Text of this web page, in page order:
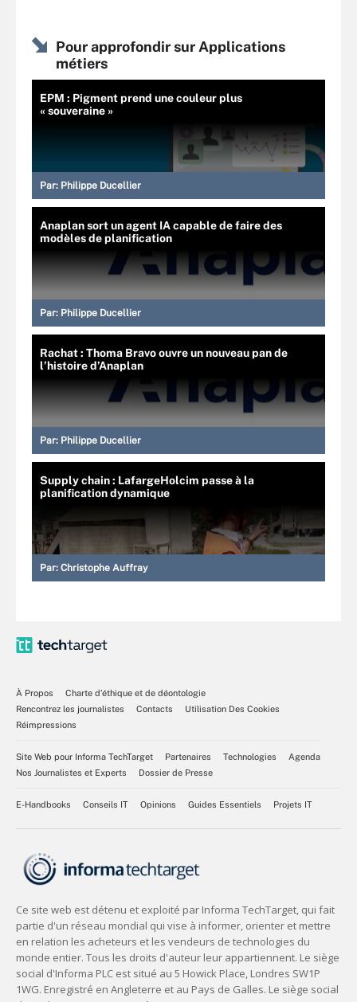
Pour approfondir sur Applications
métiers
EPM : Pigment prend une couleur plus
« souveraine »
Par: Philippe Ducellier
Anaplan sort un agent IA capable de faire des
modèles de planification
Par: Philippe Ducellier
Rachat : Thoma Bravo ouvre un nouveau pan de
l’histoire d’Anaplan
Par: Philippe Ducellier
Supply chain : LafargeHolcim passe à la
planification dynamique
Par: Christophe Auffray
À Propos
Charte d’éthique et de déontologie
Rencontrez les journalistes
Contacts
Utilisation Des Cookies
Réimpressions
Site Web pour Informa TechTarget Partenaires Technologies
Agenda
Nos Journalistes et Experts
Dossier de Presse
E-Handbooks Conseils IT Opinions Guides Essentiels Projets IT